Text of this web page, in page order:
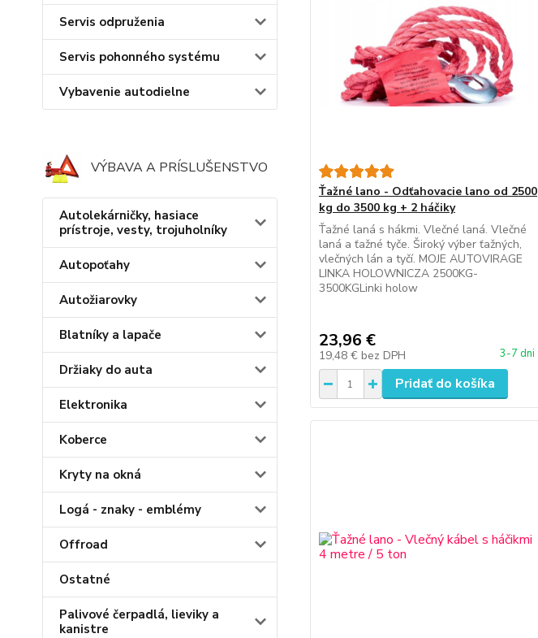
Servis odpruženia
Servis pohonného systému
Vybavenie autodielne
VÝBAVA A PRÍSLUŠENSTVO
Autolekárničky, hasiace
prístroje, vesty, trojuholníky
Autopoťahy
Autožiarovky
Blatníky a lapače
Držiaky do auta
Elektronika
Koberce
Kryty na okná
Logá - znaky - emblémy
Offroad
Ostatné
Palivové čerpadlá, lieviky a
kanistre
Ťažné lano - Odťahovacie lano od 2500
kg do 3500 kg + 2 háčiky
Ťažné laná s hákmi. Vlečné laná. Vlečné
laná a ťažné tyče. Široký výber ťažných,
vlečných lán a tyčí. MOJE AUTOVIRAGE
LINKA HOLOWNICZA 2500KG-
3500KGLinki holow
23,96 €
19,48 € bez DPH 3-7 dni
Pridať do košíka